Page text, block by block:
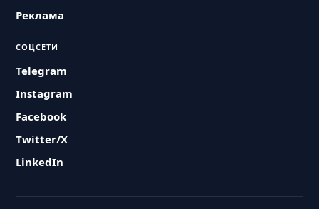
Реклама
СОЦСЕТИ
Telegram
Instagram
Facebook
Twitter/X
LinkedIn